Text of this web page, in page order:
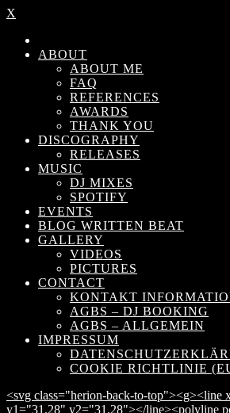
X
ABOUT
ABOUT ME
FAQ
REFERENCES
AWARDS
THANK YOU
DISCOGRAPHY
RELEASES
MUSIC
DJ MIXES
SPOTIFY
EVENTS
BLOG WRITTEN BEAT
GALLERY
VIDEOS
PICTURES
CONTACT
KONTAKT
AGBS – DJ BOOKING
AGBS – ALLGEMEIN
IMPRESSUM
COOKIE RICHTLINIE
<svg class="herion-back-to-top"><g><line
y1="31.28" y2="31.28"></line><polyline